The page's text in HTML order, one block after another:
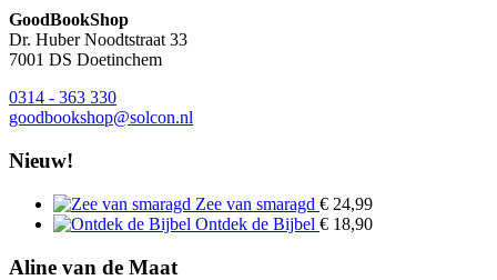
GoodBookShop
Dr. Huber Noodtstraat 33
7001 DS Doetinchem
0314 - 363 330
goodbookshop@solcon.nl
Nieuw!
Zee van smaragd € 24,99
Ontdek de Bijbel € 18,90
Aline van de Maat